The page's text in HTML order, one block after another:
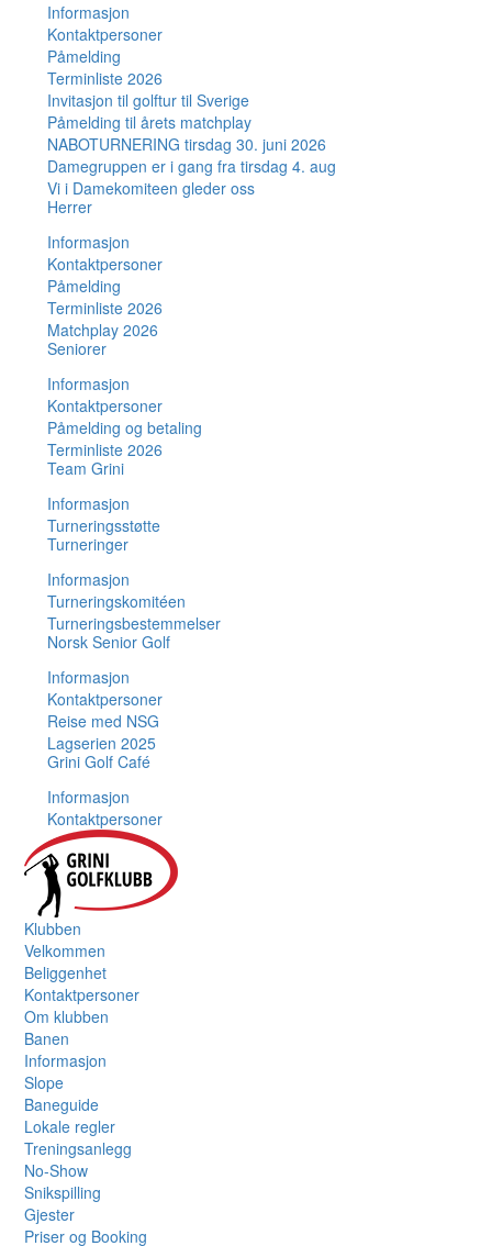
Informasjon
Kontaktpersoner
Påmelding
Terminliste 2026
Invitasjon til golftur til Sverige
Påmelding til årets matchplay
NABOTURNERING tirsdag 30. juni 2026
Damegruppen er i gang fra tirsdag 4. aug
Vi i Damekomiteen gleder oss
Herrer
Informasjon
Kontaktpersoner
Påmelding
Terminliste 2026
Matchplay 2026
Seniorer
Informasjon
Kontaktpersoner
Påmelding og betaling
Terminliste 2026
Team Grini
Informasjon
Turneringsstøtte
Turneringer
Informasjon
Turneringskomitéen
Turneringsbestemmelser
Norsk Senior Golf
Informasjon
Kontaktpersoner
Reise med NSG
Lagserien 2025
Grini Golf Café
Informasjon
Kontaktpersoner
Klubben
Velkommen
Beliggenhet
Kontaktpersoner
Om klubben
Banen
Informasjon
Slope
Baneguide
Lokale regler
Treningsanlegg
No-Show
Snikspilling
Gjester
Priser og Booking